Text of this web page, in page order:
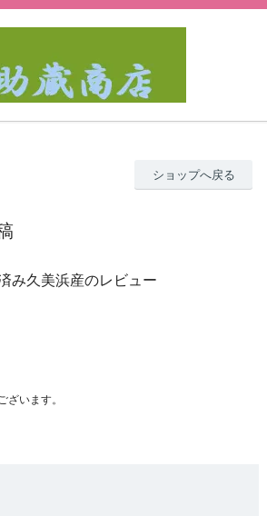
ショップへ戻る
久美浜産のレビュー
います。